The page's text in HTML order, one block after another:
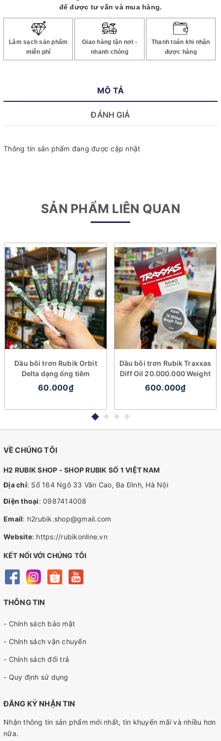
để được tư vấn và mua hàng.
Làm sạch sản phẩm
miễn phí
Giao hàng tận nơi -
nhanh chóng
Thanh toán khi nhận
được hàng
MÔ TẢ
ĐÁNH GIÁ
Thông tin sản phẩm đang được cập nhật
SẢN PHẨM LIÊN QUAN
Dầu bôi trơn Rubik Orbit
Delta dạng ống tiêm
60.000₫
Dầu bôi trơn Rubik Traxxas
Diff Oil 20.000.000 Weight
600.000₫
VỀ CHÚNG TÔI
H2 RUBIK SHOP - SHOP RUBIK SỐ 1 VIỆT NAM
Địa chỉ: Số 164 Ngõ 33 Văn Cao, Ba Đình, Hà Nội
Điện thoại: 0987414008
Email: h2rubik.shop@gmail.com
Website: https://rubikonline.vn
KẾT NỐI VỚI CHÚNG TÔI
THÔNG TIN
- Chính sách bảo mật
- Chính sách vận chuyển
- Chính sách đổi trả
- Quy định sử dụng
ĐĂNG KÝ NHẬN TIN
Nhận thông tin sản phẩm mới nhất, tin khuyến mãi và nhiều hơn
nữa.